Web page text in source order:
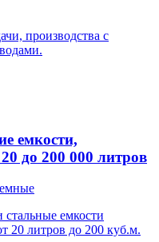
производства с
емкости,
до 200 000 литров
стальные емкости
20 литров до 200 куб.м.